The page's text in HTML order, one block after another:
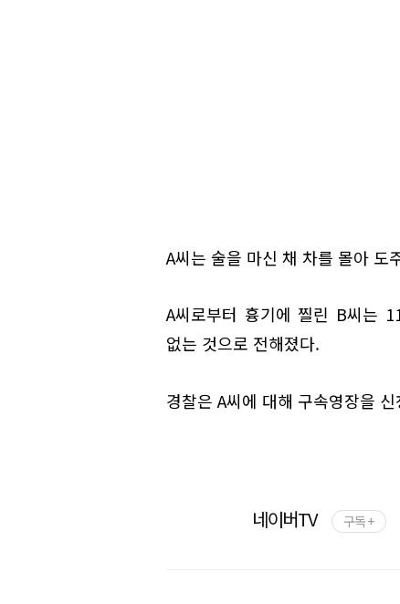
A씨는 술을 마신 채 차를 몰아 도
A씨로부터 흉기에 찔린 B씨는
없는 것으로 전해졌다.
경찰은 A씨에 대해 구속영장을
네이버TV 구독 +